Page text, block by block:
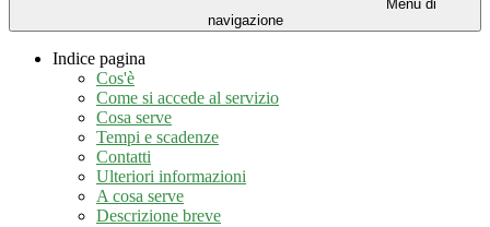
Menu di
navigazione
Indice pagina
Cos'è
Come si accede al servizio
Cosa serve
Tempi e scadenze
Contatti
Ulteriori informazioni
A cosa serve
Descrizione breve